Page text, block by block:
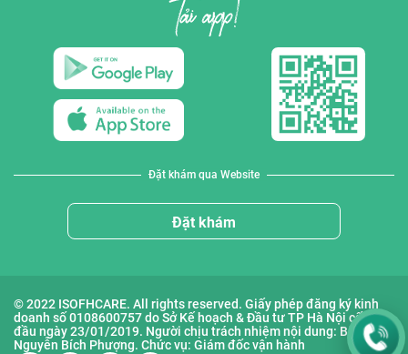
Đặt khám qua Website
Đặt khám
© 2022 ISOFHCARE. All rights reserved. Giấy phép đăng ký kinh
doanh số 0108600757 do Sở Kế hoạch & Đầu tư TP Hà Nội cấp lần
đầu ngày 23/01/2019. Người chịu trách nhiệm nội dung: Bà
Nguyễn Bích Phượng. Chức vụ: Giám đốc vận hành